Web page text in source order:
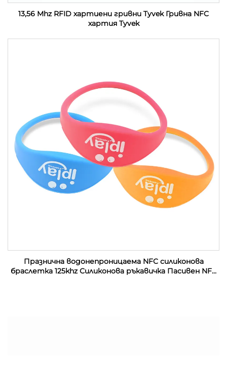
13,56 Mhz RFID хартиени гривни Tyvek Гривна NFC
хартия Tyvek
Празнична водонепроницаема NFC силиконова
браслетка 125khz Силиконова ръкавичка Пасивен NFC